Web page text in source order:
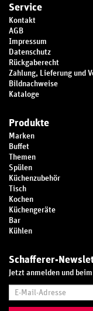
Service
Kontakt
AGB
Impressum
Datenschutz
Rückgaberecht
Zahlung, Lieferung und
Bildnachweise
Kataloge
Produkte
Marken
Buffet
Themen
Spülen
Küchenzubehör
Tisch
Kochen
Küchengeräte
Bar
Kühlen
Schafferer-
Jetzt anmelden und
Mail-